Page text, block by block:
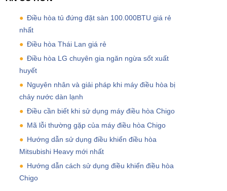
Điều hòa tủ đứng đặt sàn 100.000BTU giá rẻ
nhất
Điều hòa Thái Lan giá rẻ
Điều hòa LG chuyên gia ngăn ngừa sốt xuất
huyết
Nguyên nhân và giải pháp khi máy điều hòa bị
chảy nước dàn lạnh
Điều cần biết khi sử dụng máy điều hòa Chigo
Mã lỗi thường gặp của máy điều hòa Chigo
Hướng dẫn sử dụng điều khiển điều hòa
Mitsubishi Heavy mới nhất
Hướng dẫn cách sử dụng điều khiển điều hòa
Chigo